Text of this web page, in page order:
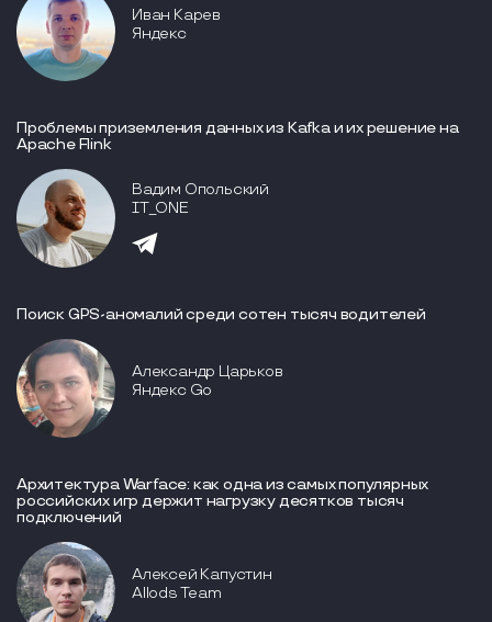
Иван Карев
Яндекс
Проблемы приземления данных из Kafka и их решение на
Apache Flink
Вадим Опольский
IT_ONE
Поиск GPS-аномалий среди сотен тысяч водителей
Александр Царьков
Яндекс Go
Архитектура Warface: как одна из самых популярных
российских игр держит нагрузку десятков тысяч
подключений
Алексей Капустин
Allods Team